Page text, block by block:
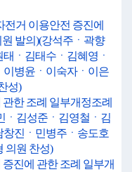
전거 이용안전 증진에
발의)(강석주ㆍ곽향
ㆍ김태수ㆍ김혜영ㆍ
병윤ㆍ이숙자ㆍ이은
성)
한 조례 일부개정조례
ㆍ김성준ㆍ김영철ㆍ김
진ㆍ민병주ㆍ송도호
의원 찬성)
진에 관한 조례 일부개